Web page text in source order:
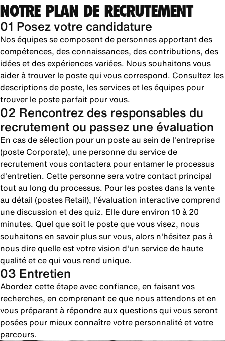
NOTRE PLAN DE RECRUTEMENT
01 Posez votre candidature
Nos équipes se composent de personnes apportant des
compétences, des connaissances, des contributions, des
idées et des expériences variées. Nous souhaitons vous
aider à trouver le poste qui vous correspond. Consultez les
descriptions de poste, les services et les équipes pour
trouver le poste parfait pour vous.
02 Rencontrez des responsables du
recrutement ou passez une évaluation
En cas de sélection pour un poste au sein de l'entreprise
(poste Corporate), une personne du service de
recrutement vous contactera pour entamer le processus
d'entretien. Cette personne sera votre contact principal
tout au long du processus. Pour les postes dans la vente
au détail (postes Retail), l'évaluation interactive comprend
une discussion et des quiz. Elle dure environ 10 à 20
minutes. Quel que soit le poste que vous visez, nous
souhaitons en savoir plus sur vous, alors n'hésitez pas à
nous dire quelle est votre vision d'un service de haute
qualité et ce qui vous rend unique.
03 Entretien
Abordez cette étape avec confiance, en faisant vos
recherches, en comprenant ce que nous attendons et en
vous préparant à répondre aux questions qui vous seront
posées pour mieux connaître votre personnalité et votre
parcours.